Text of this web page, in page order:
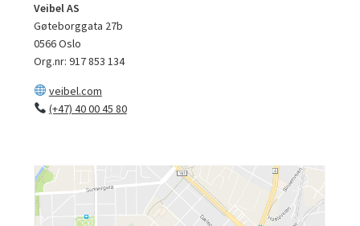
Veibel AS
Gøteborggata 27b
0566 Oslo
Org.nr: 917 853 134
veibel.com
(+47) 40 00 45 80